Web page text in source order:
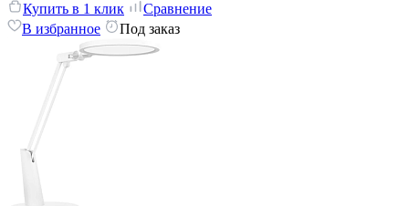
Купить в 1 клик
Сравнение
В избранное
Под заказ